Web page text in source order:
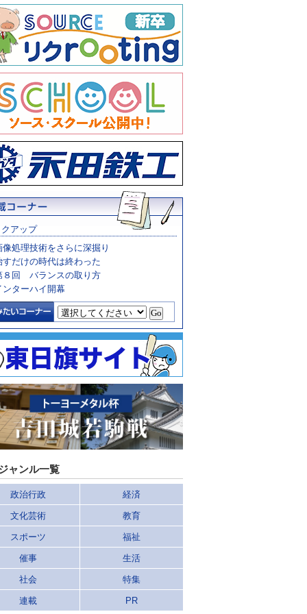
アップ
像処理技術をさらに深掘り
すだけの時代は終わった
８回 バランスの取り方
ンターハイ開幕
ャンル一覧
政治行政 経済
文化芸術 教育
スポーツ 福祉
催事 生活
社会 特集
連載 PR